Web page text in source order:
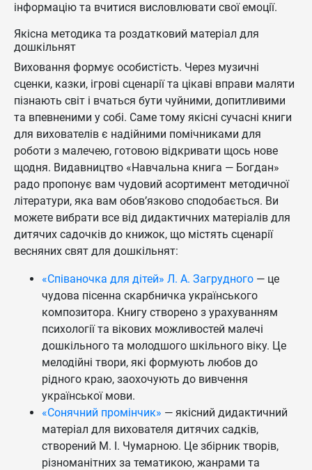
інформацію та вчитися висловлювати свої емоції.
Якісна методика та роздатковий матеріал для
дошкільнят
Виховання формує особистість. Через музичні
сценки, казки, ігрові сценарії та цікаві вправи маляти
пізнають світ і вчаться бути чуйними, допитливими
та впевненими у собі. Саме тому якісні сучасні книги
для вихователів є надійними помічниками для
роботи з малечею, готовою відкривати щось нове
щодня. Видавництво «Навчальна книга — Богдан»
радо пропонує вам чудовий асортимент методичної
літератури, яка вам обов’язково сподобається. Ви
можете вибрати все від дидактичних матеріалів для
дитячих садочків до книжок, що містять сценарії
весняних свят для дошкільнят:
«Співаночка для дітей» Л. А. Загрудного — це
чудова пісенна скарбничка українського
композитора. Книгу створено з урахуванням
психології та вікових можливостей малечі
дошкільного та молодшого шкільного віку. Це
мелодійні твори, які формують любов до
рідного краю, заохочують до вивчення
української мови.
«Сонячний промінчик» — якісний дидактичний
матеріал для вихователя дитячих садків,
створений М. І. Чумарною. Це збірник творів,
різноманітних за тематикою, жанрами та